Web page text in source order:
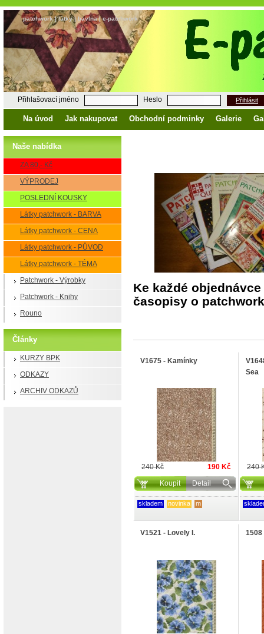
patchwork | látky | bavlna | e-patchwork
Přihlašovací jméno Heslo Přihlásit
Na úvod Jak nakupovat Obchodní podminky Galerie
Naše nabídka
ZA 80,- Kč
VÝPRODEJ
POSLEDNÍ KOUSKY
Látky patchwork - BARVA
Látky patchwork - CENA
Látky patchwork - PŮVOD
Látky patchwork - TÉMA
Patchwork - Výrobky
Patchwork - Knihy
Rouno
Články
KURZY BPK
ODKAZY
ARCHIV ODKAZŮ
Ke každé
časopisy o
V1675 - Kamínky
240 Kč
190 Kč
Koupit
Detail
skladem novinka m
Sea
240
V1521 - Lovely I. 1508